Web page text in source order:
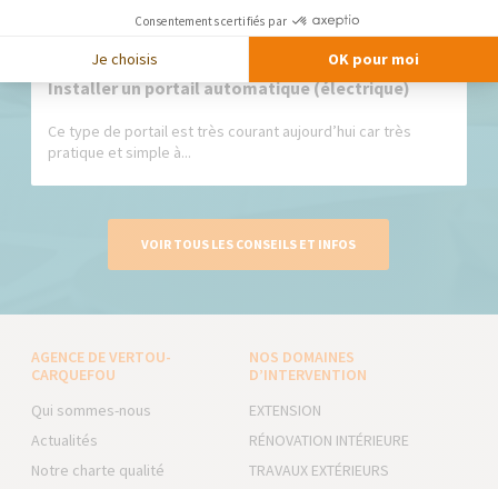
Installer un portail automatique (électrique)
Ce type de portail est très courant aujourd’hui car très
pratique et simple à...
VOIR TOUS LES CONSEILS ET INFOS
AGENCE DE VERTOU-
CARQUEFOU
Qui sommes-nous
Actualités
Notre charte qualité
NOS DOMAINES
D’INTERVENTION
EXTENSION
RÉNOVATION INTÉRIEURE
TRAVAUX EXTÉRIEURS
Consentements certifiés par
Je choisis OK pour moi